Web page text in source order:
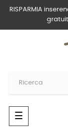
RISPARMIA
Toggle
☰